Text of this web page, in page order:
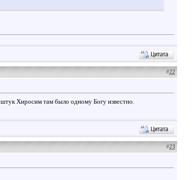
#22
Хиросим там было одному Богу известно.
#23